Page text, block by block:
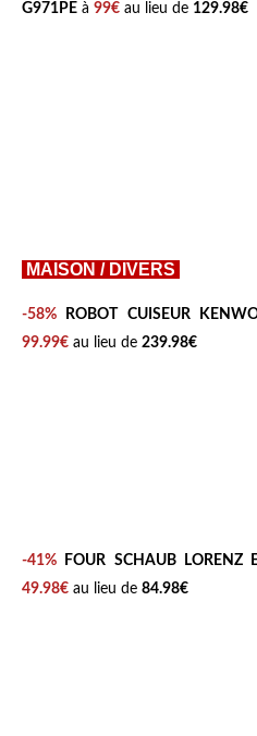
G971PE à 99€ au lieu de 129.98€
MAISON / DIVERS
-58% ROBOT CUISEUR
99.99€ au lieu de 239.98€
-41% FOUR SCHAUB LORENZ
49.98€ au lieu de 84.98€